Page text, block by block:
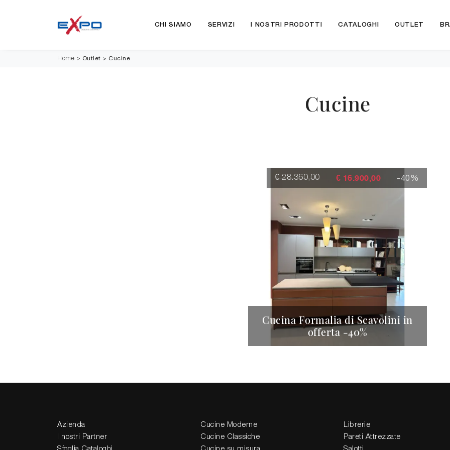
CHI SIAMO SERVIZI I NOSTRI PRODOTTI CATALOGHI OUTLET
Home > Outlet > Cucine
Cucine
Cucina Formalia di Scavolini in
offerta -40%
€ 28.360,00 € 16.900,00 -40%
Azienda
I nostri Partner
Cucine Moderne
Cucine Classiche
Librerie
Pareti Attrezzate